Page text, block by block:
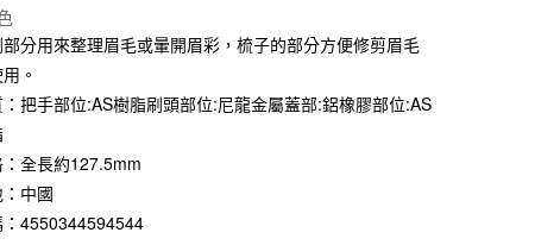
次付款
期付款
0 利率 每期NT$60 21家銀行
庫商業銀行
商業銀行
業儲蓄銀行
世華商業銀行
中小企業銀行
付款
部分用來整理眉毛或暈開眉彩，梳子的部分方便修剪眉毛
。
把手部位:AS樹脂刷頭部位:尼龍金屬蓋部:鋁橡膠部位:AS
全長約127.5mm
中國
：4550344594544